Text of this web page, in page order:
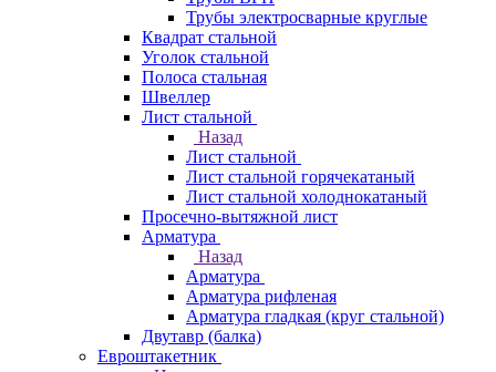
Трубы электросварные круглые
Квадрат стальной
Уголок стальной
Полоса стальная
Швеллер
Лист стальной
Назад
Лист стальной
Лист стальной горячекатаный
Лист стальной холоднокатаный
Просечно-вытяжной лист
Арматура
Назад
Арматура
Арматура рифленая
Арматура гладкая (круг стальной)
Двутавр (балка)
Евроштакетник